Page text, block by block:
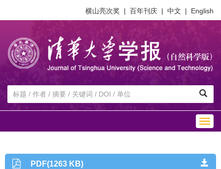
横山亮次奖 | 百年刊庆 | 中文 | English
PDF(1263 KB)